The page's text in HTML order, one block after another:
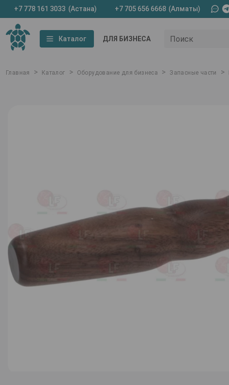
+7 778 161 3033 (Астана) +7 705 656 6668 (Алматы)
Каталог ДЛЯ БИЗНЕСА Поиск
Главная > Каталог > Оборудование для бизнеса > Запасные части >